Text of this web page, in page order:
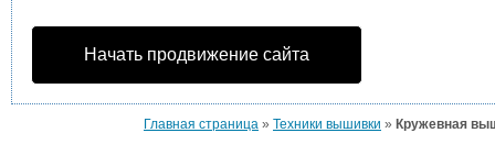
Начать продвижение сайта
Главная страница » Техники вышивки » Кружевная